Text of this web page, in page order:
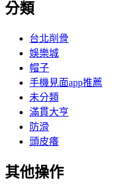
分類
台北削骨
娛樂城
帽子
手機見面app推薦
未分類
滿貫大亨
防滑
頭皮癢
其他操作